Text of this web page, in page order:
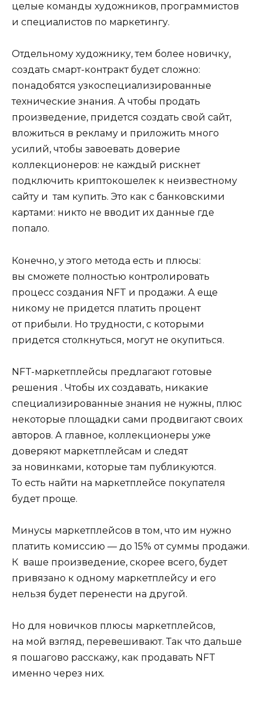
целые команды художников, программистов
и специалистов по маркетингу.
Отдельному художнику, тем более новичку,
создать смарт-контракт будет сложно:
понадобятся узкоспециализированные
технические знания. А чтобы продать
произведение, придется создать свой сайт,
вложиться в рекламу и приложить много
усилий, чтобы завоевать доверие
коллекционеров: не каждый рискнет
подключить криптокошелек к неизвестному
сайту и там купить. Это как с банковскими
картами: никто не вводит их данные где
попало.
Конечно, у этого метода есть и плюсы:
вы сможете полностью контролировать
процесс создания NFT и продажи. А еще
никому не придется платить процент
от прибыли. Но трудности, с которыми
придется столкнуться, могут не окупиться.
NFT-маркетплейсы предлагают готовые
решения . Чтобы их создавать, никакие
специализированные знания не нужны, плюс
некоторые площадки сами продвигают своих
авторов. А главное, коллекционеры уже
доверяют маркетплейсам и следят
за новинками, которые там публикуются.
То есть найти на маркетплейсе покупателя
будет проще.
Минусы маркетплейсов в том, что им нужно
платить комиссию — до 15% от суммы продажи.
К ваше произведение, скорее всего, будет
привязано к одному маркетплейсу и его
нельзя будет перенести на другой.
Но для новичков плюсы маркетплейсов,
на мой взгляд, перевешивают. Так что дальше
я пошагово расскажу, как продавать NFT
именно через них.